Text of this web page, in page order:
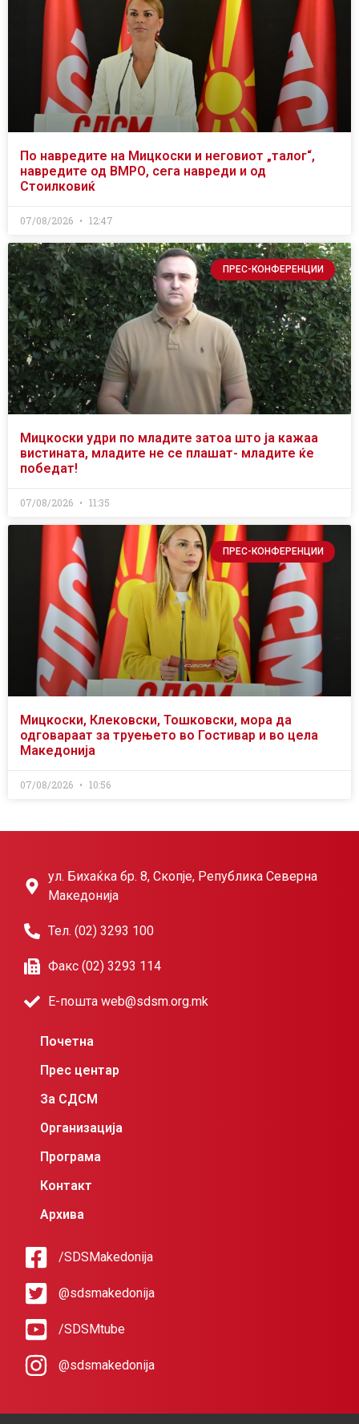
По навредите на Мицкоски и неговиот „талог“,
навредите од ВМРО, сега навреди и од
Стоилковиќ
07/08/2026 12:47
ПРЕС-КОНФЕРЕНЦИИ
Мицкоски удри по младите затоа што ја кажаа
вистината, младите не се плашат- младите ќе
победат!
07/08/2026 11:35
ПРЕС-КОНФЕРЕНЦИИ
Мицкоски, Клековски, Тошковски, мора да
одговараат за труењето во Гостивар и во цела
Македонија
07/08/2026 10:56
ул. Бихаќка бр. 8, Скопје, Република Северна
Македонија
Тел. (02) 3293 100
Факс (02) 3293 114
Е-пошта web@sdsm.org.mk
Почетна
Прес центар
За СДСМ
Организација
Програма
Контакт
Архива
/SDSMakedonija
@sdsmakedonija
/SDSMtube
@sdsmakedonija